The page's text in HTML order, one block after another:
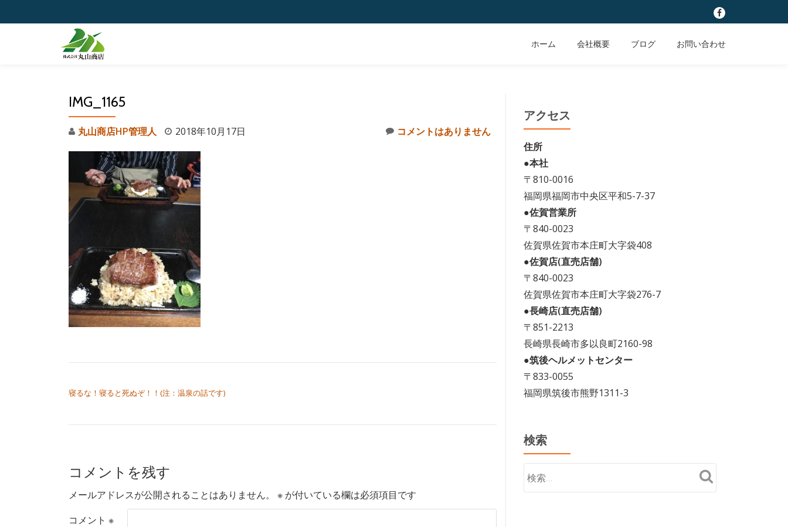
fa-
ホーム 会社概要 ブログ お問い合わせ
IMG_1165
丸山商店HP管理人 2018年10月17日 コメントはありません
寝るな！寝ると死ぬぞ！！(注：温泉の話です)
コメントを残す
メールアドレスが公開されることはありません。 ※ が付いている欄は必須項目です
コメント ※
アクセス
住所
●本社
〒810-0016
福岡県福岡市中央区平和5-7-37
●佐賀営業所
〒840-0023
佐賀県佐賀市本庄町大字袋408
●佐賀店(直売店舗)
〒840-0023
佐賀県佐賀市本庄町大字袋276-7
●長崎店(直売店舗)
〒851-2213
長崎県長崎市多以良町2160-98
●筑後ヘルメットセンター
〒833-0055
福岡県筑後市熊野1311-3
検索